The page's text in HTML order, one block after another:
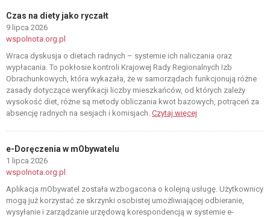
Czas na diety jako ryczałt
9 lipca 2026
wspolnota.org.pl
Wraca dyskusja o dietach radnych – systemie ich naliczania oraz
wypłacania. To pokłosie kontroli Krajowej Rady Regionalnych Izb
Obrachunkowych, która wykazała, że w samorządach funkcjonują różne
zasady dotyczące weryfikacji liczby mieszkańców, od których zależy
wysokość diet, różne są metody obliczania kwot bazowych, potrąceń za
absencję radnych na sesjach i komisjach. Czytaj więcej
e-Doręczenia w mObywatelu
1 lipca 2026
wspolnota.org.pl
Aplikacja mObywatel została wzbogacona o kolejną usługę. Użytkownicy
mogą już korzystać ze skrzynki osobistej umożliwiającej odbieranie,
wysyłanie i zarządzanie urzędową korespondencją w systemie e-